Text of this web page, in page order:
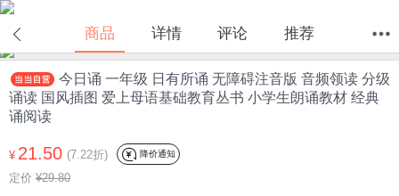
商品 详情 评论 推荐
首页 分类 值得买 购物车 我的当当
今日诵 一年级 日有所诵 无障碍注音版 音频领读 分级
诵读 国风插图 爱上母语基础教育丛书 小学生朗诵教材 经典
诵阅读
¥ 21.50 (7.22折) 降价通知
定价 ¥29.80